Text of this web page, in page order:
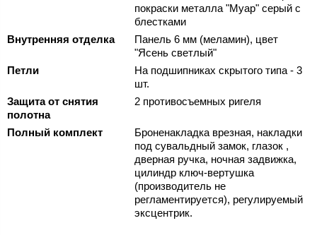
покраски металла "Муар" серый с
блестками
Внутренняя отделка
Панель 6 мм (меламин), цвет
"Ясень светлый"
Петли
На подшипниках скрытого типа - 3
шт.
Защита от снятия
полотна
2 противосъемных ригеля
Полный комплект
Броненакладка врезная, накладки
под сувальдный замок, глазок ,
дверная ручка, ночная задвижка,
цилиндр ключ-вертушка
(производитель не
регламентируется), регулируемый
эксцентрик.